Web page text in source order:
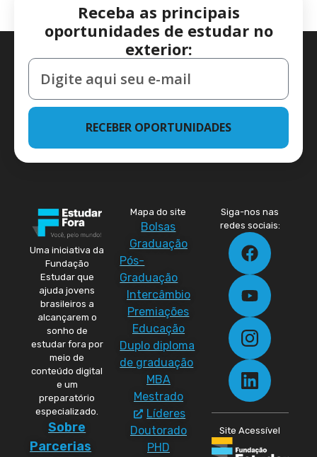
Receba as principais
oportunidades de estudar no
exterior:
RECEBER OPORTUNIDADES
Uma iniciativa da
Fundação
Estudar que
ajuda jovens
brasileiros a
alcançarem o
sonho de
estudar fora por
meio de
conteúdo digital
e um
preparatório
especializado.
Sobre
Parcerias
Mapa do site
Bolsas
Graduação
Pós-
Graduação
Intercâmbio
Premiações
Educação
Duplo diploma
de graduação
MBA
Mestrado
Líderes
Doutorado
PHD
Siga-nos nas
redes sociais:
Site Acessível